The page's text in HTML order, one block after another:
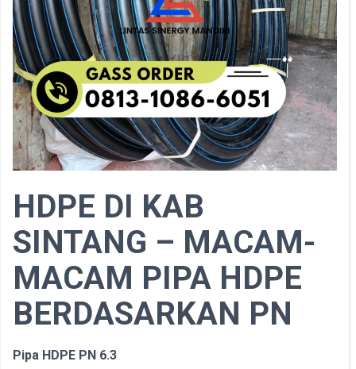
HDPE DI KAB
SINTANG – MACAM-
MACAM PIPA HDPE
BERDASARKAN PN
Pipa HDPE PN 6.3